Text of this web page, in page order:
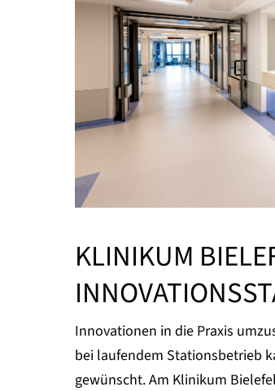
KLINIKUM
Innovationen in die Praxis
bei laufendem Stationsbetrieb
gewünscht. Am Klinikum